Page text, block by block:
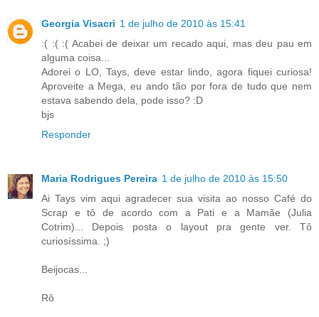
Georgia Visacri 1 de julho de 2010 às 15:41
:( :( :( Acabei de deixar um recado aqui, mas deu pau em
alguma coisa...
Adorei o LO, Tays, deve estar lindo, agora fiquei curiosa!
Aproveite a Mega, eu ando tão por fora de tudo que nem
estava sabendo dela, pode isso? :D
bjs
Responder
Maria Rodrigues Pereira 1 de julho de 2010 às 15:50
Ai Tays vim aqui agradecer sua visita ao nosso Café do
Scrap e tô de acordo com a Pati e a Mamãe (Julia
Cotrim)... Depois posta o layout pra gente ver. Tô
curiosíssima. ;)
Beijocas...
Rô